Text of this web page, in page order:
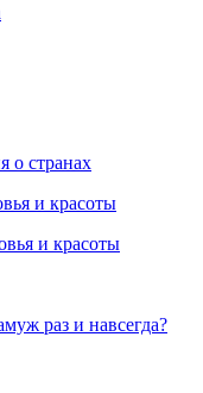
о странах
и красоты
и красоты
раз и навсегда?